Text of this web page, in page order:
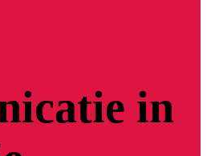
in